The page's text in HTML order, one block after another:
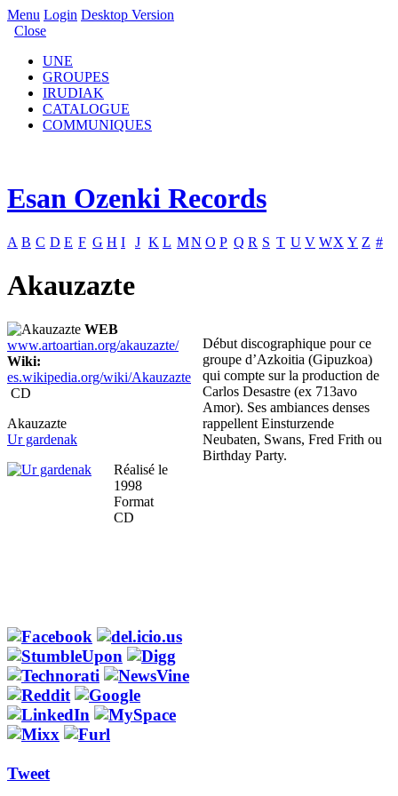
Menu Login Desktop Version
Close
UNE
GROUPES
IRUDIAK
CATALOGUE
COMMUNIQUES
Esan Ozenki Records
A B C D E F G H I J K L MN O P Q R S T U V WX Y Z #
Akauzazte
WEB
www.artoartian.org/akauzazte/
Wiki:
es.wikipedia.org/wiki/Akauzazte
CD
Akauzazte
Ur gardenak
Réalisé le
1998
Format
CD
Tweet
Début discographique pour ce
groupe d’Azkoitia (Gipuzkoa)
qui compte sur la production de
Carlos Desastre (ex 713avo
Amor). Ses ambiances denses
rappellent Einsturzende
Neubaten, Swans, Fred Frith ou
Birthday Party.